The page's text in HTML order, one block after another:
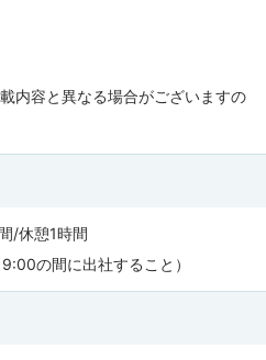
内容と異なる場合がございますの
/休憩1時間
の間に出社すること）